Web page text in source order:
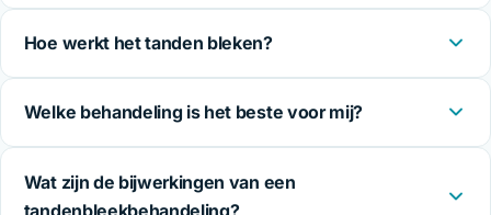
Hoe werkt het tanden bleken?
Welke behandeling is het beste voor mij?
Wat zijn de bijwerkingen van een
tandenbleekbehandeling?